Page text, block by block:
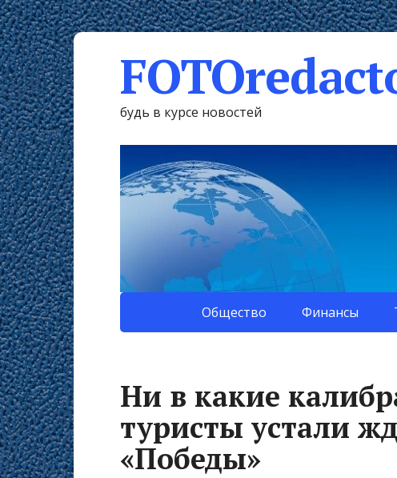
будь в курсе новостей
Общество Финансы
Ни в какие
туристы устали
«Победы»